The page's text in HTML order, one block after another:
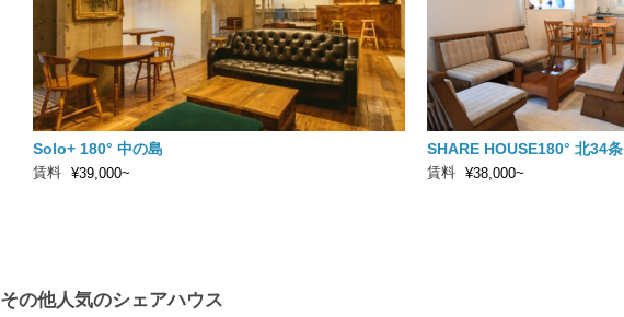
Solo+ 180° 中の島
賃料 ¥39,000~
SHARE HOUSE180° 北34条
賃料 ¥38,000~
その他人気のシェアハウス